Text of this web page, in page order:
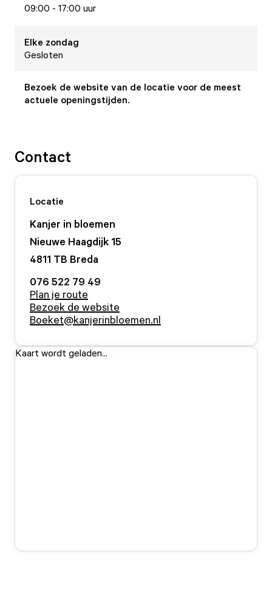
09:00 - 17:00 uur
Elke zondag
Gesloten
Bezoek de website van de locatie voor de meest
actuele openingstijden.
Contact
Locatie
Kanjer in bloemen
Nieuwe Haagdijk 15
4811 TB Breda
076 522 79 49
Plan je route
Bezoek de website
Boeket@kanjerinbloemen.nl
Kaart wordt geladen...